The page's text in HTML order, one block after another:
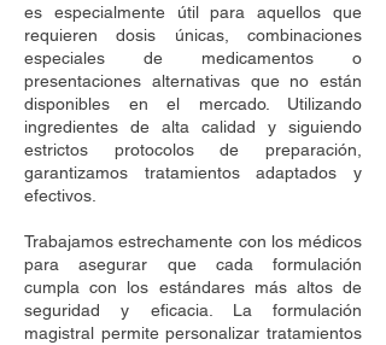
es especialmente útil para aquellos que
requieren dosis únicas, combinaciones
especiales de medicamentos o
presentaciones alternativas que no están
disponibles en el mercado. Utilizando
ingredientes de alta calidad y siguiendo
estrictos protocolos de preparación,
garantizamos tratamientos adaptados y
efectivos.
Trabajamos estrechamente con los médicos
para asegurar que cada formulación
cumpla con los estándares más altos de
seguridad y eficacia. La formulación
magistral permite personalizar tratamientos